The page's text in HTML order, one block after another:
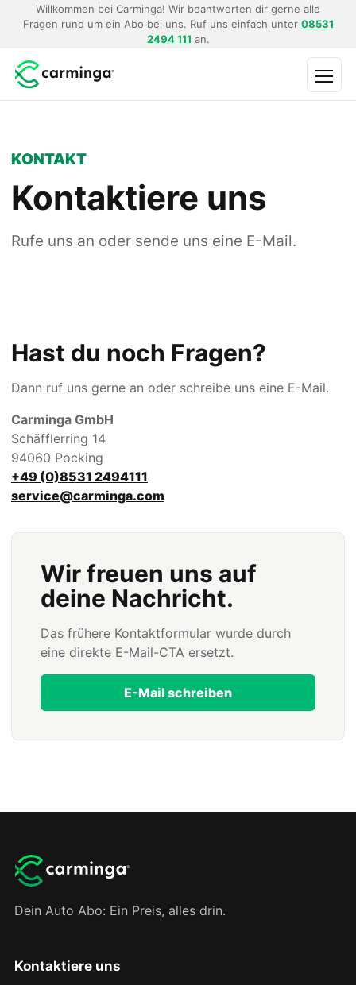
Willkommen bei Carminga! Wir beantworten dir gerne alle
Fragen rund um ein Abo bei uns. Ruf uns einfach unter 08531
2494 111 an.
KONTAKT
Kontaktiere uns
Rufe uns an oder sende uns eine E-Mail.
Hast du noch Fragen?
Dann ruf uns gerne an oder schreibe uns eine E-Mail.
Carminga GmbH
Schäfflerring 14
94060 Pocking
+49 (0)8531 2494111
service@carminga.com
Wir freuen uns auf
deine Nachricht.
Das frühere Kontaktformular wurde durch
eine direkte E-Mail-CTA ersetzt.
E-Mail schreiben
Dein Auto Abo: Ein Preis, alles drin.
Kontaktiere uns